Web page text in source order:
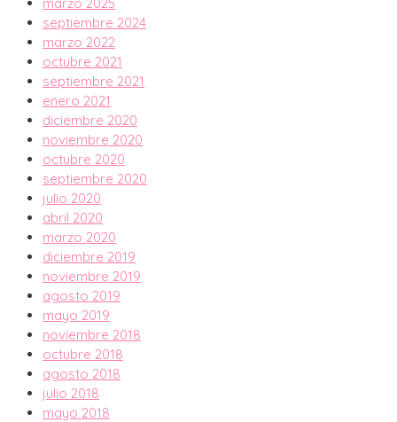
septiembre 2024
marzo 2022
octubre 2021
septiembre 2021
enero 2021
diciembre 2020
noviembre 2020
octubre 2020
septiembre 2020
julio 2020
abril 2020
marzo 2020
diciembre 2019
noviembre 2019
agosto 2019
mayo 2019
noviembre 2018
octubre 2018
agosto 2018
julio 2018
mayo 2018